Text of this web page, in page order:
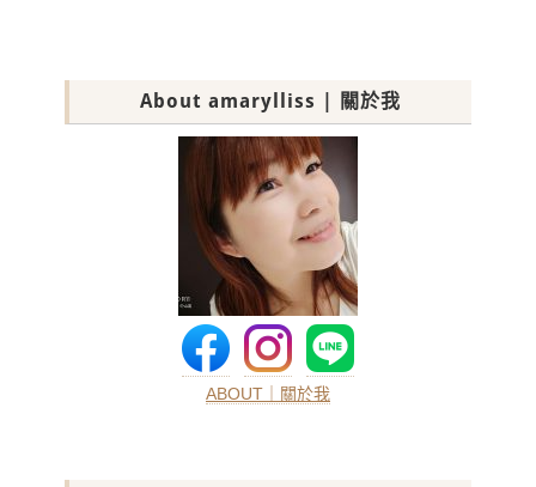
About amarylliss | 關於我
ABOUT｜關於我